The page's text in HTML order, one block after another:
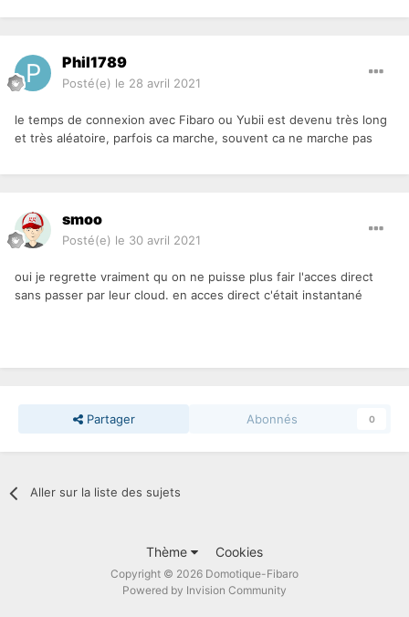
Phil1789
Posté(e) le 28 avril 2021
le temps de connexion avec Fibaro ou Yubii est devenu très long
et très aléatoire, parfois ca marche, souvent ca ne marche pas
smoo
Posté(e) le 30 avril 2021
oui je regrette vraiment qu on ne puisse plus fair l'acces direct
sans passer par leur cloud. en acces direct c'était instantané
Partager Abonnés 0
Aller sur la liste des sujets
Thème Cookies
Copyright © 2026 Domotique-Fibaro
Powered by Invision Community